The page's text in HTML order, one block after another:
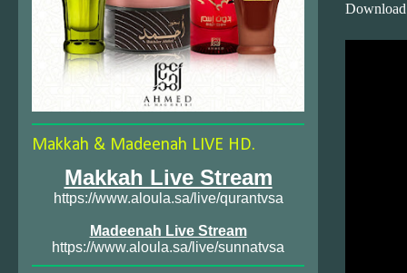
Makkah & Madeenah LIVE HD.
Makkah Live Stream
https://www.aloula.sa/live/qurantvsa
Madeenah Live Stream
https://www.aloula.sa/live/sunnatvsa